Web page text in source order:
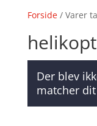
Forside/ Varer
Der blev
matcher